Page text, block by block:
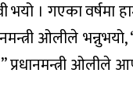
भयो । गएका
ओलीले
ओलीले